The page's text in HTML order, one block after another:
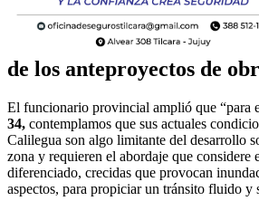
de los anteproyectos de
El funcionario provincial amplió que “para
34, contemplamos que sus actuales
Calilegua son algo limitante del desarrollo
zona y requieren el abordaje que considere
diferenciado, crecidas que provocan
aspectos, para propiciar un tránsito fluido y